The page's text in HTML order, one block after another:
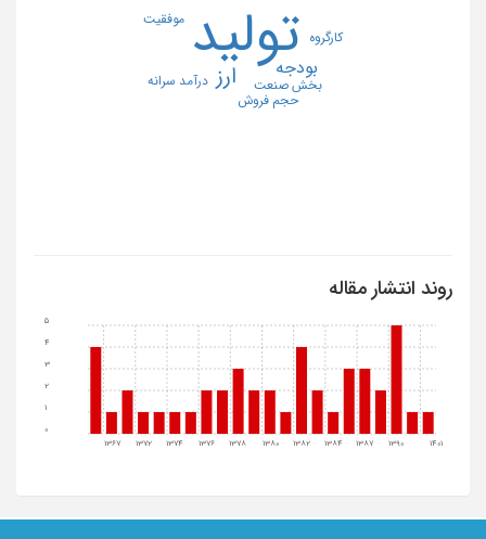
تولید
ارز بودجه
بخش صنعت
حجم فروش
درآمد سرانه
موفقیت
کارگروه
روند انتشار مقاله
1367 1372 1374 1376 1378 1380 1382 1384 1387 1390 1401
0
1
2
3
4
5